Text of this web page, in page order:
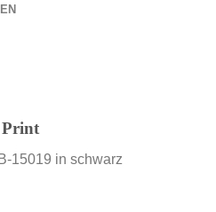
Print
15019 in schwarz